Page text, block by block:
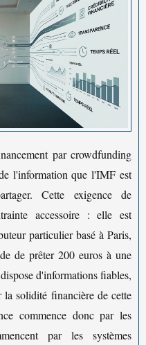
par crowdfunding
l'information que l'IMF est
Cette exigence de
accessoire : elle est
particulier basé à Paris,
de prêter 200 euros à une
d'informations fiables,
la solidité financière de cette
commence donc par les
par les systèmes